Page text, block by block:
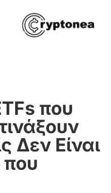
που
Δεν Είναι
που